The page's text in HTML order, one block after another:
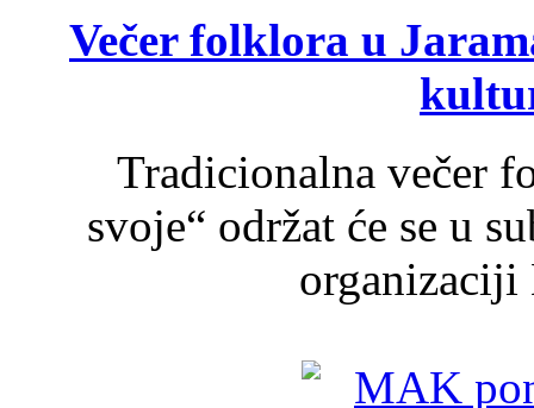
Večer folklora u
Tradicionalna večer
svoje“ održat će se u
organizaciji